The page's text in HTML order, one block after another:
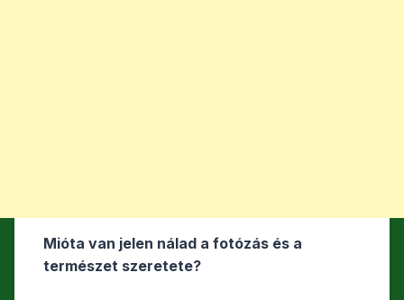
Mióta van jelen nálad a fotózás és a
természet szeretete?